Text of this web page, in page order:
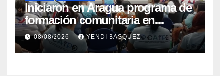
Iniciaron en Aragua programa de
formación comunitaria en
atención a personas con
discapacidad
08/08/2026 YENDI BASQUEZ